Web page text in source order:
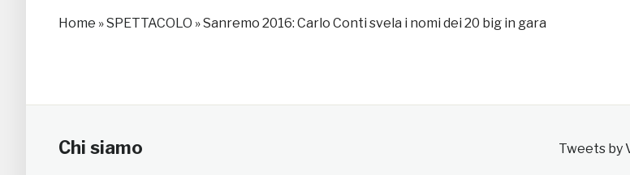
Home »SPETTACOLO »Sanremo 2016: Carlo Conti svela i nomi dei 20 big in gara
Chi siamo Tweets by